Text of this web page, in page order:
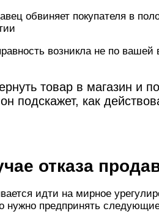
обвиняет покупателя в
возникла не по
товар в магазин и
подскажет, как
отказа
идти на мирное
нужно предпринять